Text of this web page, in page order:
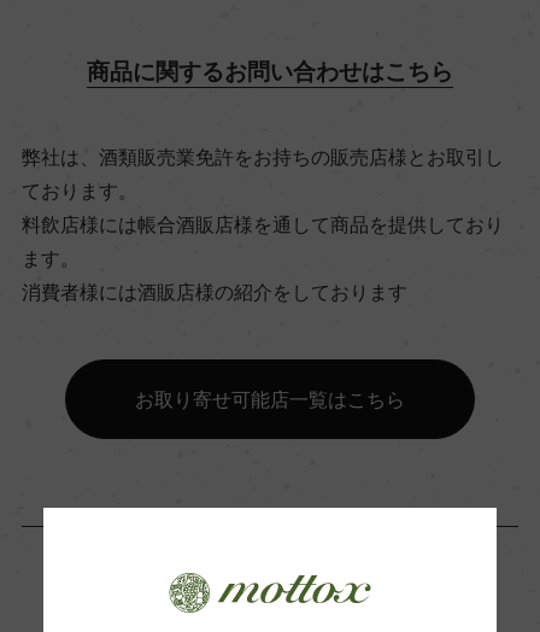
ー
有機JAS認証
ー
コンクール入賞歴
ー
Wine Advocate 獲得点
商品に関するお問い合わせはこちら
弊社は、酒類販売業免許をお持ちの販売店様とお取引し
ております。
料飲店様には帳合酒販店様を通して商品を提供しており
ます。
消費者様には酒販店様の紹介をしております
お取り寄せ可能店一覧はこちら